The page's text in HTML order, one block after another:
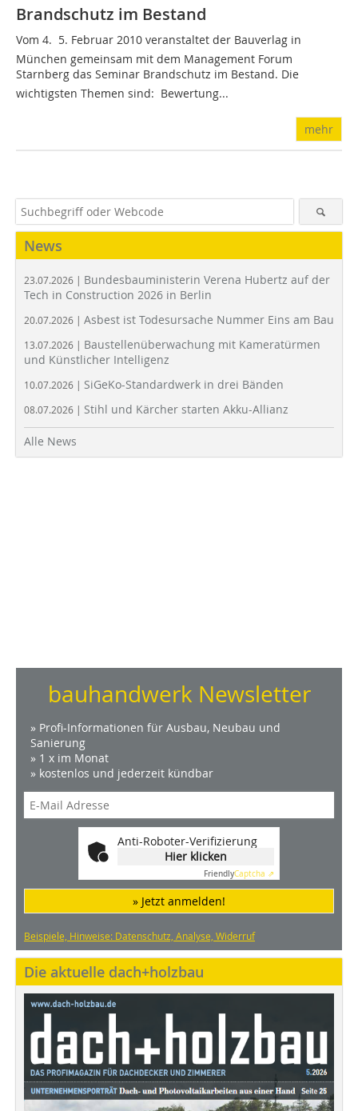
Brandschutz im Bestand
Vom 4.  5. Februar 2010 veranstaltet der Bauverlag in
München gemeinsam mit dem Management Forum
Starnberg das Seminar Brandschutz im Bestand. Die
wichtigsten Themen sind:  Bewertung...
mehr
News
23.07.2026 | Bundesbauministerin Verena Hubertz auf der
Tech in Construction 2026 in Berlin
20.07.2026 | Asbest ist Todesursache Nummer Eins am Bau
13.07.2026 | Baustellenüberwachung mit Kameratürmen
und Künstlicher Intelligenz
10.07.2026 | SiGeKo-Standardwerk in drei Bänden
08.07.2026 | Stihl und Kärcher starten Akku-Allianz
Alle News
bauhandwerk Newsletter
» Profi-Informationen für Ausbau, Neubau und
Sanierung
» 1 x im Monat
» kostenlos und jederzeit kündbar
Anti-Roboter-Verifizierung
Hier klicken
FriendlyCaptcha ⇗
» Jetzt anmelden!
Beispiele, Hinweise: Datenschutz, Analyse, Widerruf
Die aktuelle dach+holzbau